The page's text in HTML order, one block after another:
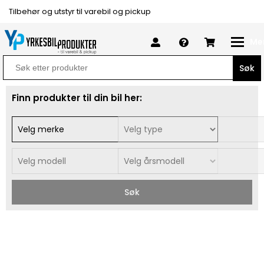
Tilbehør og utstyr til varebil og pickup
Search
for:
Finn produkter til din bil her:
Søk